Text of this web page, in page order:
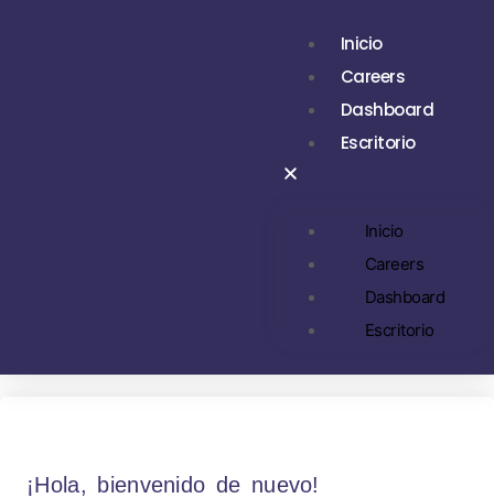
Inicio
Careers
Dashboard
Escritorio
Inicio
Careers
Dashboard
Escritorio
¡Hola, bienvenido de nuevo!